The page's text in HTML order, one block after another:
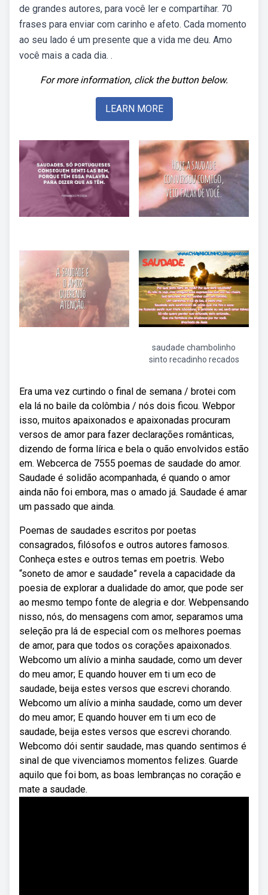
de grandes autores, para você ler e compartihar. 70
frases para enviar com carinho e afeto. Cada momento
ao seu lado é um presente que a vida me deu. Amo
você mais a cada dia. .
For more information, click the button below.
LEARN MORE
saudade chambolinho
sinto recadinho recados
Era uma vez curtindo o final de semana / brotei com
ela lá no baile da colômbia / nós dois ficou. Webpor
isso, muitos apaixonados e apaixonadas procuram
versos de amor para fazer declarações românticas,
dizendo de forma lírica e bela o quão envolvidos estão
em. Webcerca de 7555 poemas de saudade do amor.
Saudade é solidão acompanhada, é quando o amor
ainda não foi embora, mas o amado já. Saudade é amar
um passado que ainda.
Poemas de saudades escritos por poetas
consagrados, filósofos e outros autores famosos.
Conheça estes e outros temas em poetris. Webo
“soneto de amor e saudade” revela a capacidade da
poesia de explorar a dualidade do amor, que pode ser
ao mesmo tempo fonte de alegria e dor. Webpensando
nisso, nós, do mensagens com amor, separamos uma
seleção pra lá de especial com os melhores poemas
de amor, para que todos os corações apaixonados.
Webcomo um alívio a minha saudade, como um dever
do meu amor; E quando houver em ti um eco de
saudade, beija estes versos que escrevi chorando.
Webcomo um alívio a minha saudade, como um dever
do meu amor; E quando houver em ti um eco de
saudade, beija estes versos que escrevi chorando.
Webcomo dói sentir saudade, mas quando sentimos é
sinal de que vivenciamos momentos felizes. Guarde
aquilo que foi bom, as boas lembranças no coração e
mate a saudade.